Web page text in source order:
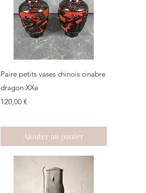
Aperçu rapide
Paire petits vases chinois cinabre
dragon XXe
Prix
120,00 €
Ajouter au panier